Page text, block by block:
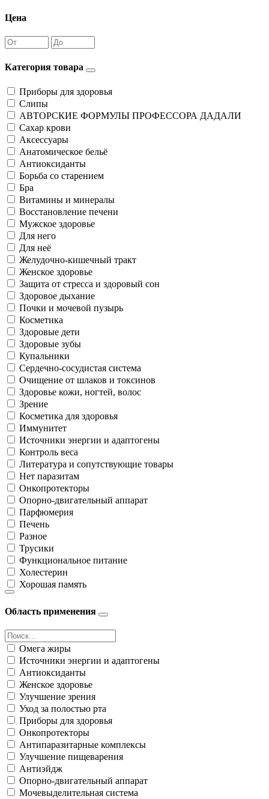
Цена
Категория товара
Приборы для здоровья
Слипы
АВТОРСКИЕ ФОРМУЛЫ ПРОФЕССОРА ДАДАЛИ
Сахар крови
Аксессуары
Анатомическое бельё
Антиоксиданты
Борьба со старением
Бра
Витамины и минералы
Восстановление печени
Мужское здоровье
Для него
Для неё
Желудочно-кишечный тракт
Женское здоровье
Защита от стресса и здоровый сон
Здоровое дыхание
Почки и мочевой пузырь
Косметика
Здоровые дети
Здоровые зубы
Купальники
Сердечно-сосудистая система
Очищение от шлаков и токсинов
Здоровье кожи, ногтей, волос
Зрение
Косметика для здоровья
Иммунитет
Источники энергии и адаптогены
Контроль веса
Литература и сопутствующие товары
Нет паразитам
Онкопротекторы
Опорно-двигательный аппарат
Парфюмерия
Печень
Разное
Трусики
Функциональное питание
Холестерин
Хорошая память
Область применения
Омега жиры
Источники энергии и адаптогены
Антиоксиданты
Женское здоровье
Улучшение зрения
Уход за полостью рта
Приборы для здоровья
Онкопротекторы
Антипаразитарные комплексы
Улучшение пищеварения
Антиэйдж
Опорно-двигательный аппарат
Мочевыделительная система